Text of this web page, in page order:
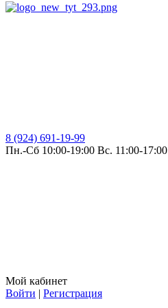
8 (924) 691-19-99
Пн.-Сб 10:00-19:00 Вс. 11:00-17:00
Мой кабинет
Войти | Регистрация